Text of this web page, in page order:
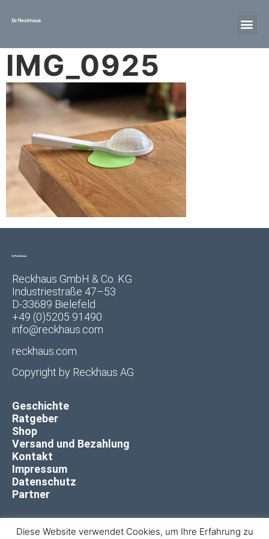
IMG_0925
Reckhaus GmbH & Co. KG
Industriestraße 47–53
D-33689 Bielefeld
+49 (0)5205 91490
info@reckhaus.com
reckhaus.com
Copyright by Reckhaus AG
Geschichte
Ratgeber
Shop
Versand und Bezahlung
Kontakt
Impressum
Datenschutz
Partner
Diese Website verwendet Cookies, um Ihre Erfahrung zu